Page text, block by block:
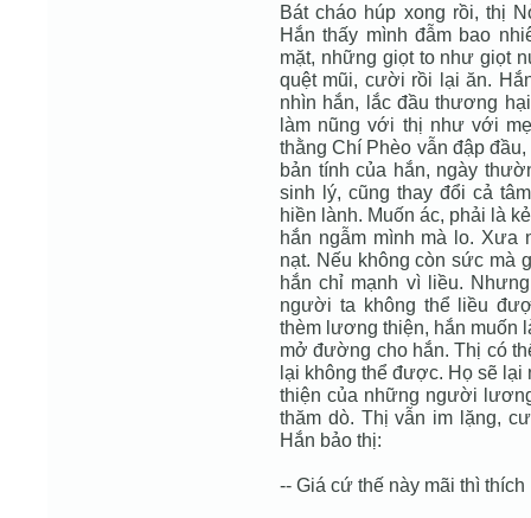
Bát cháo húp xong rồi, thị
Hắn thấy mình đẫm bao
mặt, những giọt to như giọt
quệt mũi, cười rồi lại ăn.
nhìn hắn, lắc đầu thương
làm nũng với thị như với
thằng Chí Phèo vẫn đập
bản tính của hắn, ngày
sinh lý, cũng thay đổi cả
hiền lành. Muốn ác, phải là
hắn ngẫm mình mà lo. Xưa
nạt. Nếu không còn sức mà
hắn chỉ mạnh vì liều.
người ta không thể liều
thèm lương thiện, hắn muốn
mở đường cho hắn. Thị có
lại không thể được. Họ sẽ
thiện của những người
thăm dò. Thị vẫn im lặng,
Hắn bảo thị:
-- Giá cứ thế này mãi thì thích